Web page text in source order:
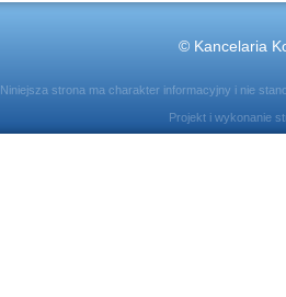
© Kancelaria
Niniejsza strona ma charakter informacyjny i nie
Projekt i wykonanie